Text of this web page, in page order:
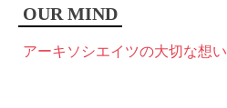
OUR MIND
アーキソシエイツの大切な想い